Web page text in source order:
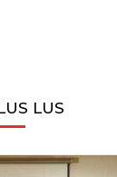
LUS